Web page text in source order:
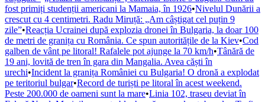
fost primiți studenții americani la Mamaia, în 1926•Nivelul Dunării a
crescut cu 4 centimetri. Radu Miruță: „Am câștigat cel puțin 9
zile”•Reacția Ucrainei după explozia dronei în Bulgaria, la doar 100
de metri de granița cu România. Ce spun autoritățile de la Kiev•Cod
galben de vânt pe litoral! Rafalele pot ajunge la 70 km/h•Tânără de
19 ani, lovită de tren în gara din Mangalia. Avea căști în
urechi•Incident la granița României cu Bulgaria! O dronă a explodat
pe teritoriul bulgar•Record de turiști pe litoral în acest weekend.
Peste 200.000 de oameni sunt la mare•Linia 102, traseu deviat în